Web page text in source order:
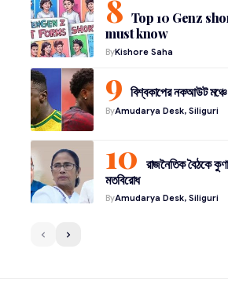
Top 10 Genz
must know
ByKishore Saha
বিশ্বকাপের নকআউট
ByAmudarya Desk, Siliguri
রাজনৈতিক বৈঠকে
মতবিরোধ
ByAmudarya Desk, Siliguri